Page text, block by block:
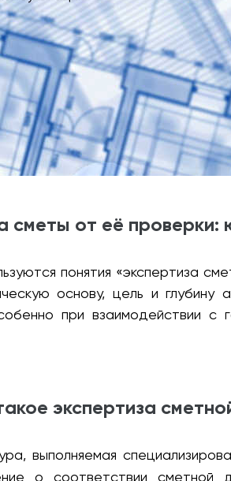
сметы от её
понятия «экспертиза
основу, цель и глубину
при взаимодействии
экспертиза
выполняемая
о соответствии сметной